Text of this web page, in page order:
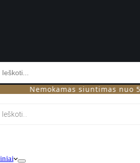
Nemokamas siuntimas nuo 50 eur